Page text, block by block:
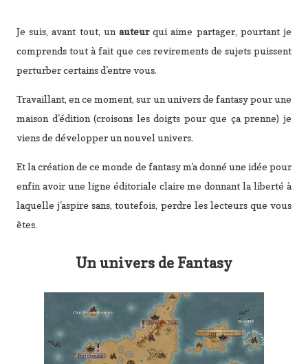
Je suis, avant tout, un auteurqui aime partager, pourtant je
comprends tout à fait que ces revirements de sujets puissent
perturber certains d'entre vous.
Travaillant, en ce moment, sur un univers de fantasy pour une
maison d'édition (croisons les doigts pour que ça prenne) je
viens de développer un nouvel univers.
Et la création de ce monde de fantasy m'a donné une idée pour
enfin avoir une ligne éditoriale claire me donnant la liberté à
laquelle j'aspire sans, toutefois, perdre les lecteurs que vous
êtes.
Un univers de Fantasy